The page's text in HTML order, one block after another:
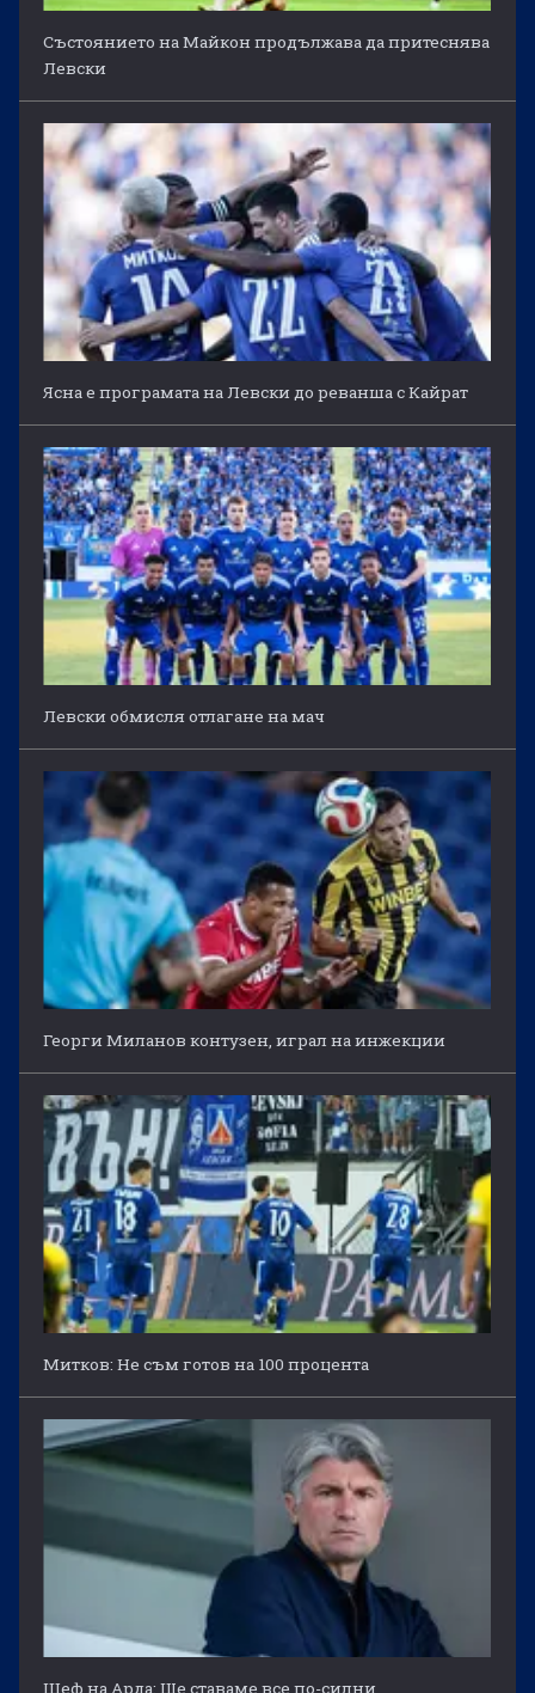
Състоянието на Майкон продължава да притеснява
Левски
Ясна е програмата на Левски до реванша с Кайрат
Левски обмисля отлагане на мач
Георги Миланов контузен, играл на инжекции
Митков: Не съм готов на 100 процента
Шеф на Арда: Ще ставаме все по-силни